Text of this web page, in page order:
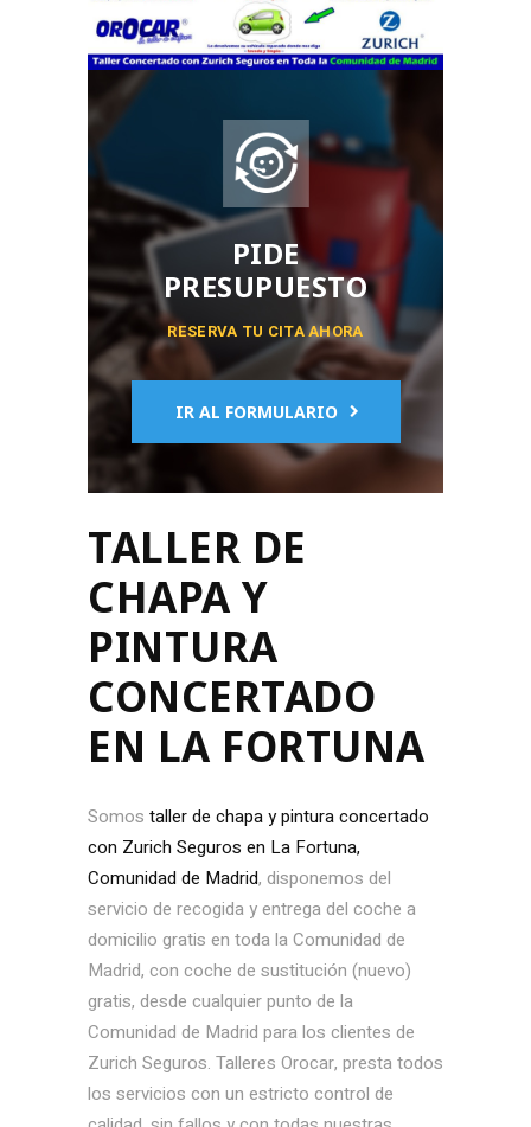
PIDE
PRESUPUESTO
RESERVA TU CITA AHORA
IR AL FORMULARIO
TALLER DE
CHAPA Y
PINTURA
CONCERTADO
EN LA FORTUNA
Somos taller de chapa y pintura concertado
con Zurich Seguros en La Fortuna,
Comunidad de Madrid, disponemos del
servicio de recogida y entrega del coche a
domicilio gratis en toda la Comunidad de
Madrid, con coche de sustitución (nuevo)
gratis, desde cualquier punto de la
Comunidad de Madrid para los clientes de
Zurich Seguros. Talleres Orocar, presta todos
los servicios con un estricto control de